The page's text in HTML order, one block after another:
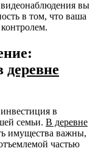
вы
в том, что ваша
деревне
в
семьи. В деревне
имущества важны,
частью